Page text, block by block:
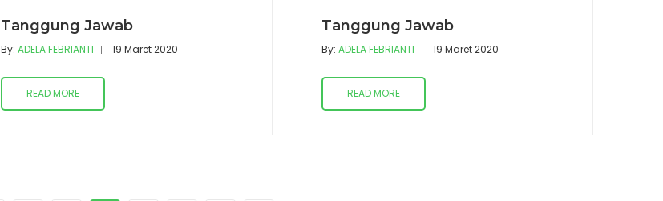
Tanggung Jawab
By: ADELA FEBRIANTI 19 Maret 2020
READ MORE
Tanggung Jawab
By: ADELA FEBRIANTI 19 Maret 2020
READ MORE